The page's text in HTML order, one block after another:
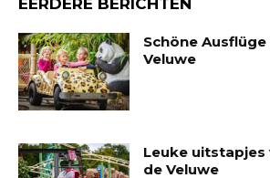
Schöne
Veluwe
Leuke
de Veluwe